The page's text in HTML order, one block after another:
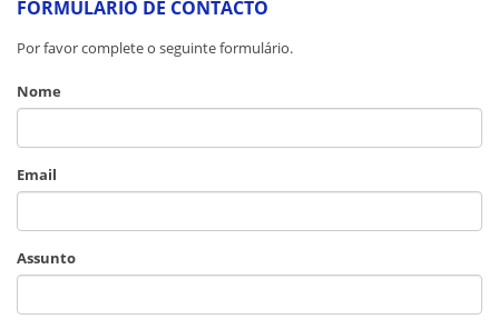
FORMULÁRIO DE CONTACTO
Por favor complete o seguinte formulário.
Nome
Email
Assunto